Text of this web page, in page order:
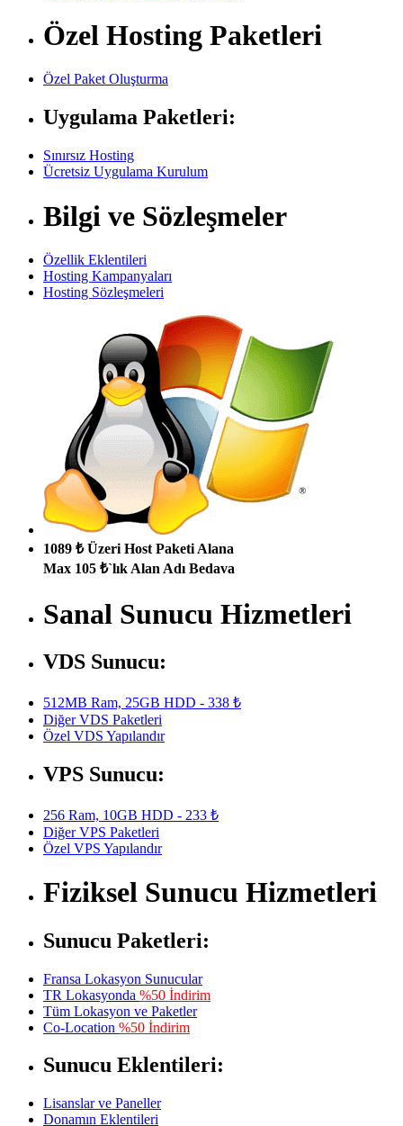
Özel Hosting Paketleri
Özel Paket Oluşturma
Uygulama Paketleri:
Sınırsız Hosting
Ücretsiz Uygulama Kurulum
Bilgi ve Sözleşmeler
Özellik Eklentileri
Hosting Kampanyaları
Hosting Sözleşmeleri
1089 ₺ Üzeri Host Paketi Alana
Max 105 ₺`lık Alan Adı Bedava
Sanal Sunucu Hizmetleri
VDS Sunucu:
512MB Ram, 25GB HDD - 338 ₺
Diğer VDS Paketleri
Özel VDS Yapılandır
VPS Sunucu:
256 Ram, 10GB HDD - 233 ₺
Diğer VPS Paketleri
Özel VPS Yapılandır
Fiziksel Sunucu Hizmetleri
Sunucu Paketleri:
Fransa Lokasyon Sunucular
TR Lokasyonda %50 İndirim
Tüm Lokasyon ve Paketler
Co-Location %50 İndirim
Sunucu Eklentileri:
Lisanslar ve Paneller
Donamın Eklentileri